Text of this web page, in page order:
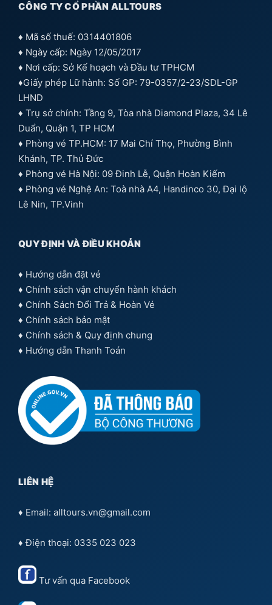
CÔNG TY CỔ PHẦN ALLTOURS
♦ Mã số thuế: 0314401806
♦ Ngày cấp: Ngày 12/05/2017
♦ Nơi cấp: Sở Kế hoạch và Đầu tư TPHCM
♦Giấy phép Lữ hành: Số GP: 79-0357/2-23/SDL-GP
LHND
♦ Trụ sở chính: Tầng 9, Tòa nhà Diamond Plaza, 34 Lê
Duẩn, Quận 1, TP HCM
♦ Phòng vé TP.HCM: 17 Mai Chí Thọ, Phường Bình
Khánh, TP. Thủ Đức
♦ Phòng vé Hà Nội: 09 Đinh Lễ, Quận Hoàn Kiếm
♦ Phòng vé Nghệ An: Toà nhà A4, Handinco 30, Đại lộ
Lê Nin, TP.Vinh
QUY ĐỊNH VÀ ĐIỀU KHOẢN
♦ Hướng dẫn đặt vé
♦ Chính sách vận chuyển hành khách
♦ Chính Sách Đổi Trả & Hoàn Vé
♦ Chính sách bảo mật
♦ Chính sách & Quy định chung
♦ Hướng dẫn Thanh Toán
LIÊN HỆ
♦ Email: alltours.vn@gmail.com
♦ Điện thoại: 0335 023 023
Tư vấn qua Facebook